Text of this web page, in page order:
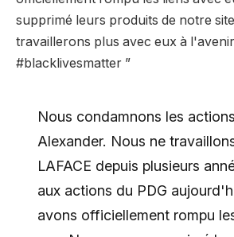
supprimé leurs produits de notre
travaillerons plus avec eux à
#blacklivesmatter ”
Nous condamnons les
Alexander. Nous ne
LAFACE depuis plusieurs
aux actions du PDG
avons officiellement rompu